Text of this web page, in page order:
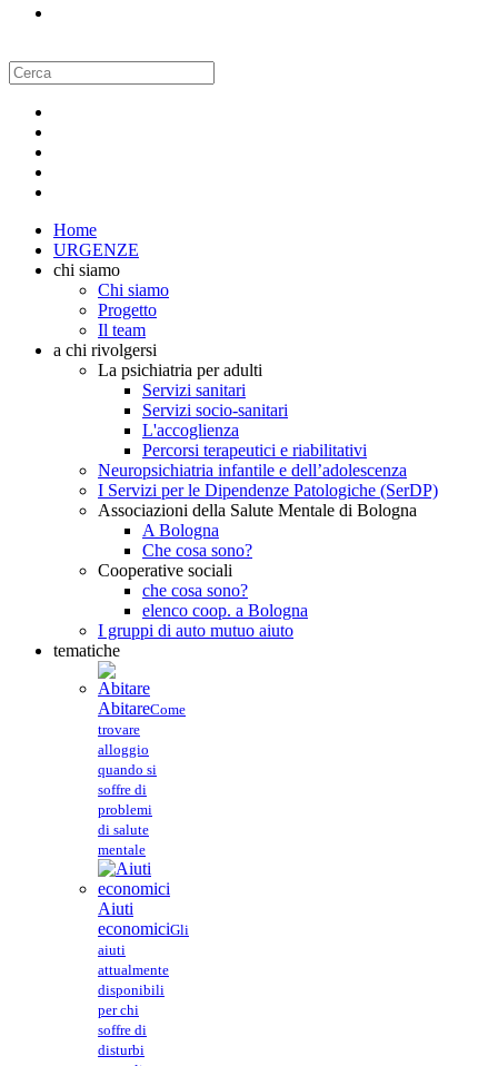
Home
URGENZE
chi siamo
Chi siamo
Progetto
Il team
a chi rivolgersi
La psichiatria per adulti
Servizi sanitari
Servizi socio-sanitari
L'accoglienza
Percorsi terapeutici e riabilitativi
Neuropsichiatria infantile e dell’adolescenza
I Servizi per le Dipendenze Patologiche (SerDP)
Associazioni della Salute Mentale di Bologna
A Bologna
Che cosa sono?
Cooperative sociali
che cosa sono?
elenco coop. a Bologna
I gruppi di auto mutuo aiuto
tematiche
AbitareCome
trovare
alloggio
quando si
soffre di
problemi
di salute
mentale
Aiuti
economiciGli
aiuti
attualmente
disponibili
per chi
soffre di
disturbi